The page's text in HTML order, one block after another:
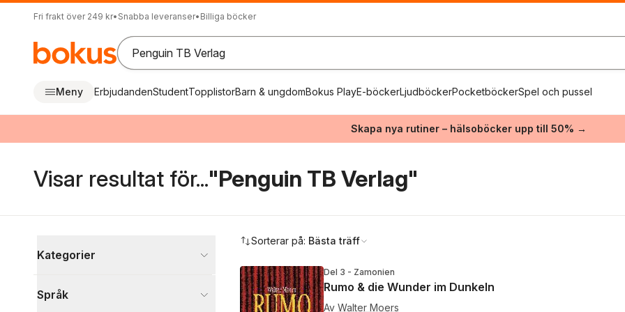
Fri frakt över 249 kr• Snabba leveranser• Billiga böcker
Meny ErbjudandenStudentTopplistorBarn & ungdomBokus PlayE-böckerLjudböckerPocketböckerSpel och pussel
Skapa nya rutiner – hälsoböcker upp till 50% →
Visar resultat för..."Penguin TB Verlag"
Kategorier
Språk
Sorterar på: Bästa träff
Del 3 - Zamonien
Rumo & die Wunder im Dunkeln
Av Walter Moers